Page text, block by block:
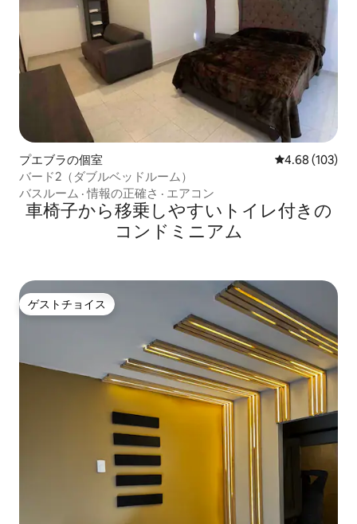
プエブラの個室 レビュー103
4.68 (103)
バード2（ダブルベッドルーム）
バスルーム ·情報の正確さ · エアコン
車椅子から移乗しやすいトイレ付きの
コンドミニアム
ゲストチョイス
ゲストチョイス